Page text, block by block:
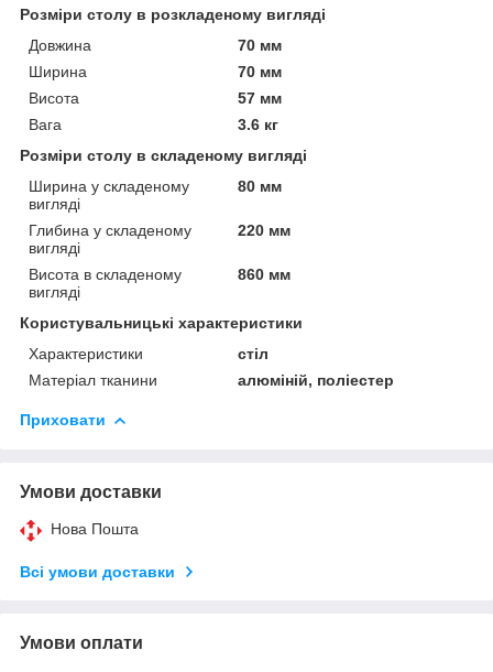
Розміри столу в розкладеному вигляді
Довжина
70 мм
Ширина
70 мм
Висота
57 мм
Вага
3.6 кг
Розміри столу в складеному вигляді
Ширина у складеному
вигляді
80 мм
Глибина у складеному
вигляді
220 мм
Висота в складеному
вигляді
860 мм
Користувальницькі характеристики
Характеристики
стіл
Матеріал тканини
алюміній, поліестер
Приховати
Умови доставки
Нова Пошта
Всі умови доставки
Умови оплати